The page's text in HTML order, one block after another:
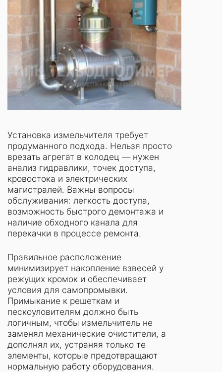
Установка измельчителя требует
продуманного подхода. Нельзя просто
врезать агрегат в колодец — нужен
анализ гидравлики, точек доступа,
кровостока и электрических
магистралей. Важны вопросы
обслуживания: легкость доступа,
возможность быстрого демонтажа и
наличие обходного канала для
перекачки в процессе ремонта.
Правильное расположение
минимизирует накопление взвесей у
режущих кромок и обеспечивает
условия для самопромывки.
Примыкание к решеткам и
пескоуловителям должно быть
логичным, чтобы измельчитель не
заменял механические очистители, а
дополнял их, устраняя только те
элементы, которые предотвращают
нормальную работу оборудования.